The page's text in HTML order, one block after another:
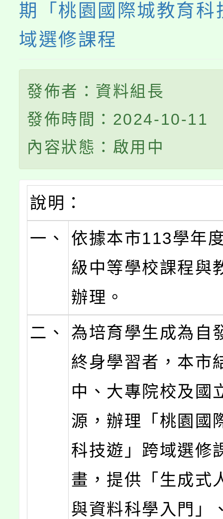
期「桃園國際城教育科
域選修課程
發佈者：資料組長
發佈時間：2024-10-11
內容狀態：啟用中
說明：
一、
依據本市113學年
級中等學校課程與
辦理。
二、
為培育學生成為自
終身學習者，本市
中、大專院校及國
源，辦理「桃園國
科技遊」跨域選修
畫，提供「生成式
與資料科學入門」